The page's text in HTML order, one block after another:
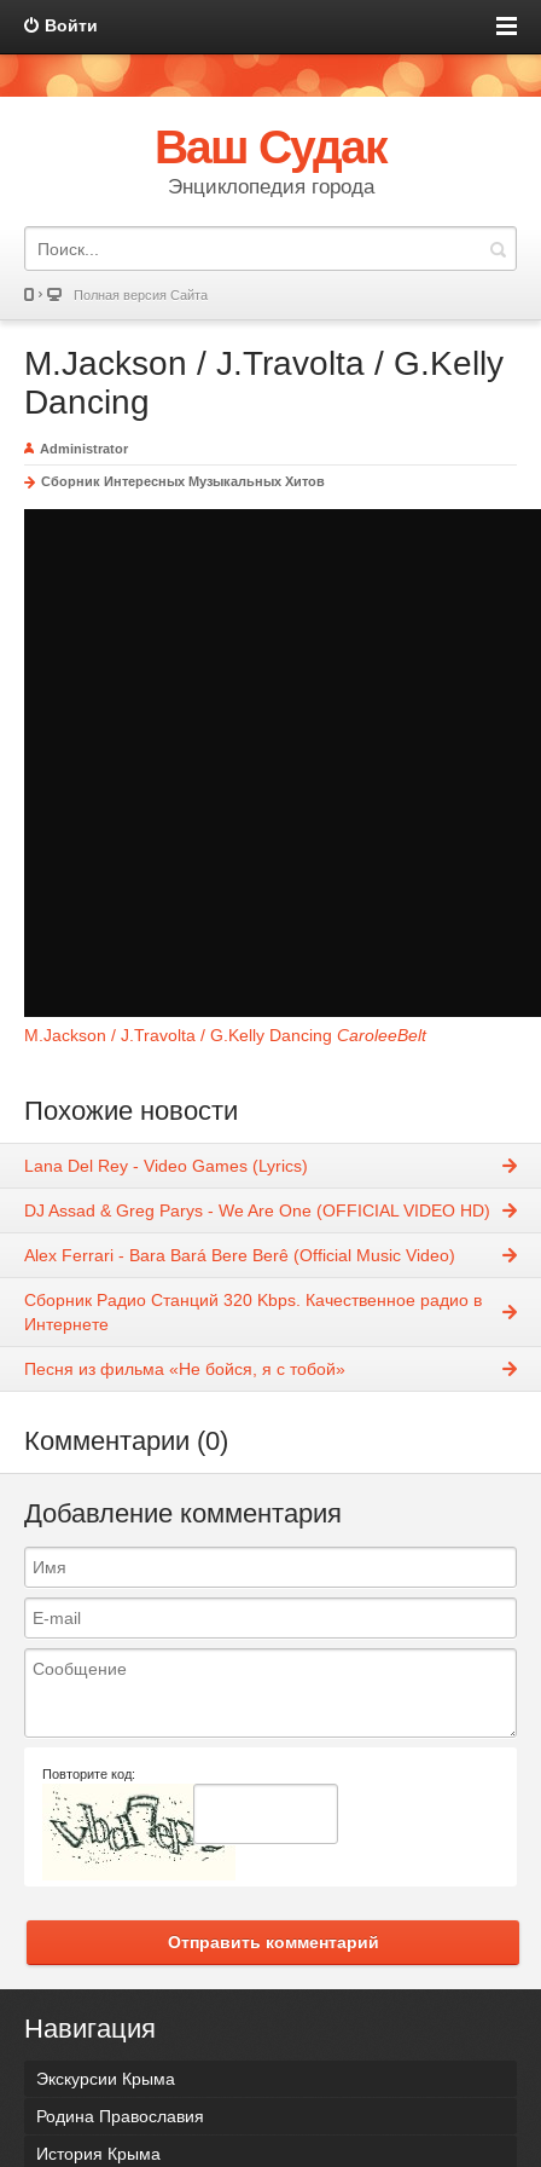
Войти
Ваш Судак
Энциклопедия города
Полная версия Сайта
M.Jackson / J.Travolta / G.Kelly
Dancing
Administrator
Сборник Интересных Музыкальных Хитов
M.Jackson / J.Travolta / G.Kelly Dancing CaroleeBelt
Похожие новости
Lana Del Rey - Video Games (Lyrics)
DJ Assad & Greg Parys - We Are One (OFFICIAL VIDEO HD)
Alex Ferrari - Bara Bará Bere Berê (Official Music Video)
Сборник Радио Станций 320 Kbps. Качественное радио в
Интернете
Песня из фильма «Не бойся, я с тобой»
Комментарии (0)
Добавление комментария
Повторите код:
Отправить комментарий
Навигация
Экскурсии Крыма
Родина Православия
История Крыма